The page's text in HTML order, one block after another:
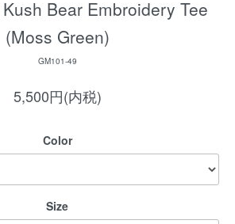
Bear Embroidery Tee
(Moss Green)
GM101-49
5,500円(内税)
Color
Size